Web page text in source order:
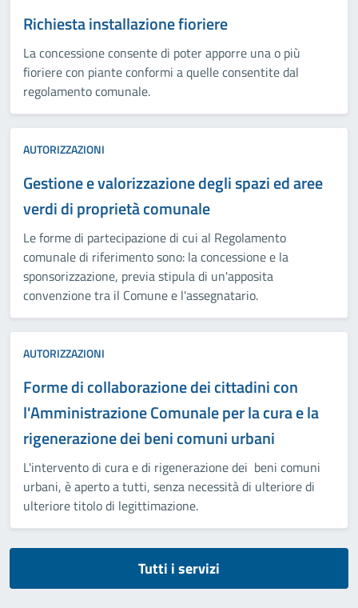
Richiesta installazione fioriere
La concessione consente di poter apporre una o più
fioriere con piante conformi a quelle consentite dal
regolamento comunale.
AUTORIZZAZIONI
Gestione e valorizzazione degli spazi ed aree
verdi di proprietà comunale
Le forme di partecipazione di cui al Regolamento
comunale di riferimento sono: la concessione e la
sponsorizzazione, previa stipula di un'apposita
convenzione tra il Comune e l'assegnatario.
AUTORIZZAZIONI
Forme di collaborazione dei cittadini con
l'Amministrazione Comunale per la cura e la
rigenerazione dei beni comuni urbani
L'intervento di cura e di rigenerazione dei beni comuni
urbani, è aperto a tutti, senza necessità di ulteriore di
ulteriore titolo di legittimazione.
Tutti i servizi